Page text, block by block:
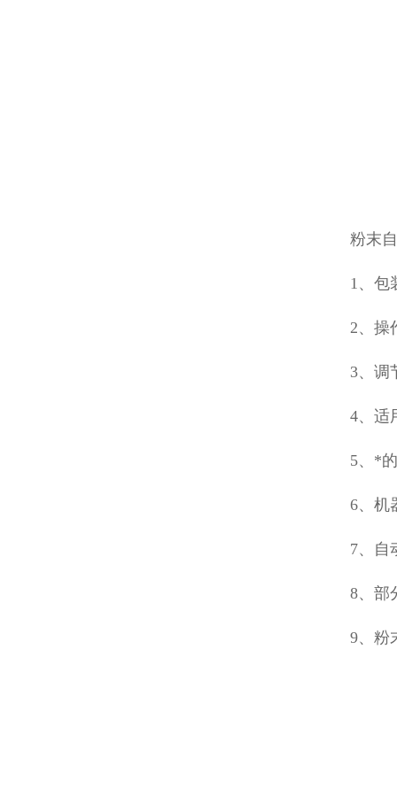
粉末
1、包
2、操
3、调
4、适
5、*
6、机
7、自
8、部
9、粉